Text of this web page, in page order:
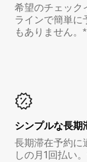
希望のチェック
ラインで簡単に
もありません。*
シンプルな長期
長期滞在予約に
しの月1回払い